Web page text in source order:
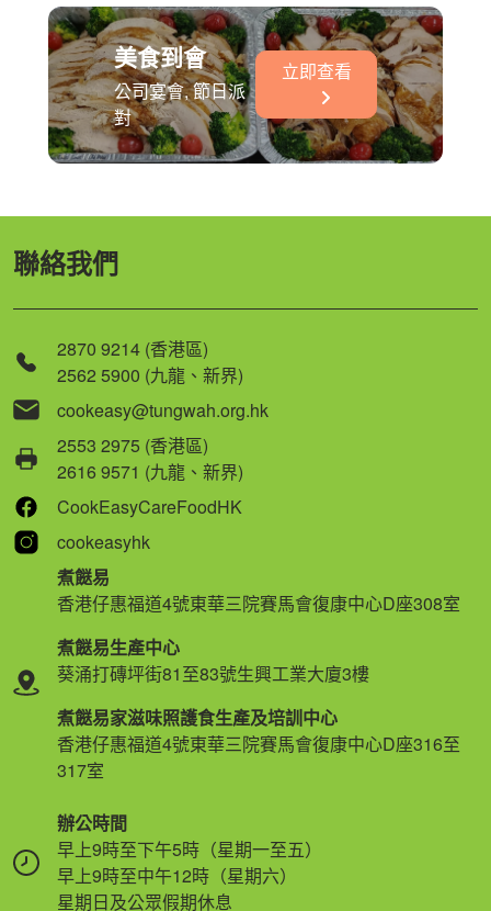
美食到會
公司宴會, 節日派
對
立即查看
聯絡我們
2870 9214 (香港區)
2562 5900 (九龍、新界)
cookeasy@tungwah.org.hk
2553 2975 (香港區)
2616 9571 (九龍、新界)
CookEasyCareFoodHK
cookeasyhk
煮餸易
香港仔惠福道4號東華三院賽馬會復康中心D座308室
煮餸易生產中心
葵涌打磚坪街81至83號生興工業大廈3樓
煮餸易家滋味照護食生產及培訓中心
香港仔惠福道4號東華三院賽馬會復康中心D座316至
317室
辦公時間
早上9時至下午5時（星期一至五）
早上9時至中午12時（星期六）
星期日及公眾假期休息